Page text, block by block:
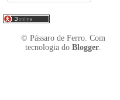
© Pássaro de Ferro. Com
tecnologia do Blogger.